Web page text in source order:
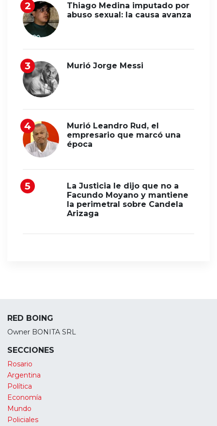
Thiago Medina imputado por
abuso sexual: la causa avanza
Murió Jorge Messi
Murió Leandro Rud, el
empresario que marcó una
época
La Justicia le dijo que no a
Facundo Moyano y mantiene
la perimetral sobre Candela
Arizaga
RED BOING
Owner BONITA SRL
SECCIONES
Rosario
Argentina
Política
Economía
Mundo
Policiales